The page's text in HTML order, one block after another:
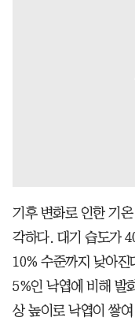
기후 변화로 인한 기
각하다. 대기 습도가
10% 수준까지 낮아
5%인 낙엽에 비해 발
상 높이로 낙엽이 쌓